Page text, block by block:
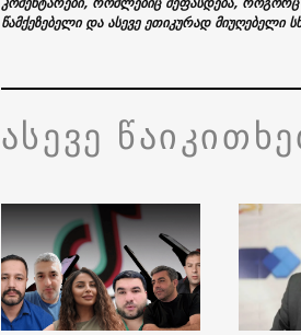
წამქეზებელი და ასევე ეთიკურად მიუღებელი
ასევე